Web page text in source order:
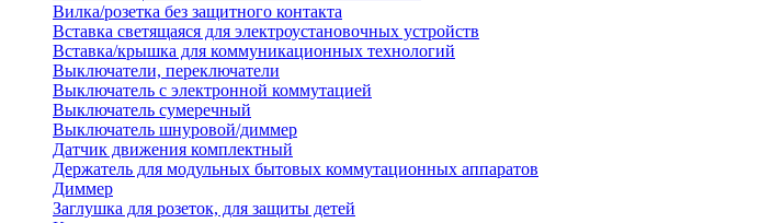
Вилка/розетка без защитного контакта
Вставка светящаяся для электроустановочных устройств
Вставка/крышка для коммуникационных технологий
Выключатели, переключатели
Выключатель с электронной коммутацией
Выключатель сумеречный
Выключатель шнуровой/диммер
Датчик движения комплектный
Держатель для модульных бытовых коммутационных аппаратов
Диммер
Заглушка для розеток, для защиты детей